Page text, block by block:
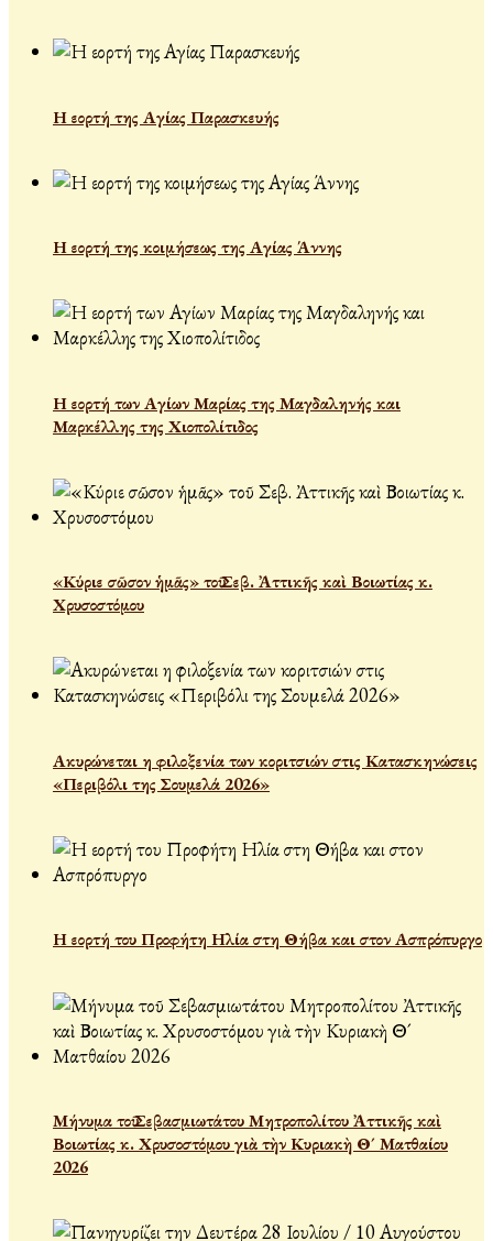
Η εορτή της Αγίας Παρασκευής
Η εορτή της κοιμήσεως της Αγίας Άννης
Η εορτή των Αγίων Μαρίας της Μαγδαληνής και
Μαρκέλλης της Χιοπολίτιδος
«Κύριε σῶσον ἡμᾶς» τοῦ Σεβ. Ἀττικῆς καὶ Βοιωτίας κ.
Χρυσοστόμου
Ακυρώνεται η φιλοξενία των κοριτσιών στις Κατασκηνώσεις
«Περιβόλι της Σουμελά 2026»
Η εορτή του Προφήτη Ηλία στη Θήβα και στον Ασπρόπυργο
Μήνυμα τοῦ Σεβασμιωτάτου Μητροπολίτου Ἀττικῆς καὶ
Βοιωτίας κ. Χρυσοστόμου γιὰ τὴν Κυριακὴ Θ´ Ματθαίου
2026